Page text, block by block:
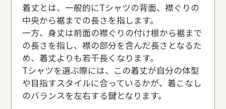
着丈とは、一般的にTシャツの背面、襟ぐりの
中央から裾までの長さを指します。
一方、身丈は前面の襟ぐりの付け根から裾まで
の長さを指し、襟の部分を含んだ長さとなるた
め、着丈よりも若干長くなります。
Tシャツを選ぶ際には、この着丈が自分の体型
や目指すスタイルに合っているかが、着こなし
のバランスを左右する鍵となります。